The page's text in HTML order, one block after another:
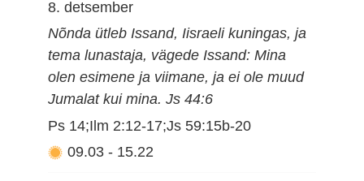
8. detsember
Nõnda ütleb Issand, Iisraeli kuningas, ja
tema lunastaja, vägede Issand: Mina
olen esimene ja viimane, ja ei ole muud
Jumalat kui mina. Js 44:6
Ps 14;Ilm 2:12-17;Js 59:15b-20
09.03 - 15.22